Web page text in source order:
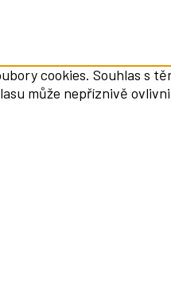
cookies. Souhlas s
může nepříznivě